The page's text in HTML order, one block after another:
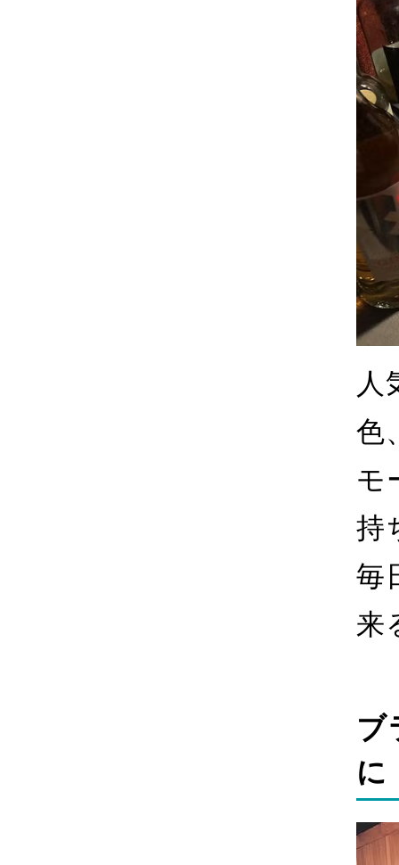
人
色
モ
持
毎
来
ブ
に